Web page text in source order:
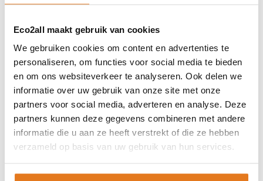
Eco2all maakt gebruik van cookies
We gebruiken cookies om content en advertenties te
personaliseren, om functies voor social media te bieden
en om ons websiteverkeer te analyseren. Ook delen we
informatie over uw gebruik van onze site met onze
partners voor social media, adverteren en analyse. Deze
partners kunnen deze gegevens combineren met andere
informatie die u aan ze heeft verstrekt of die ze hebben
verzameld op basis van uw gebruik van hun services.
Algemene voorwaarden
ISDE-subsidie
Partner Locator
Contact
ASSORTIMENT
Appendages
Biomassa ketels
Buffervaten